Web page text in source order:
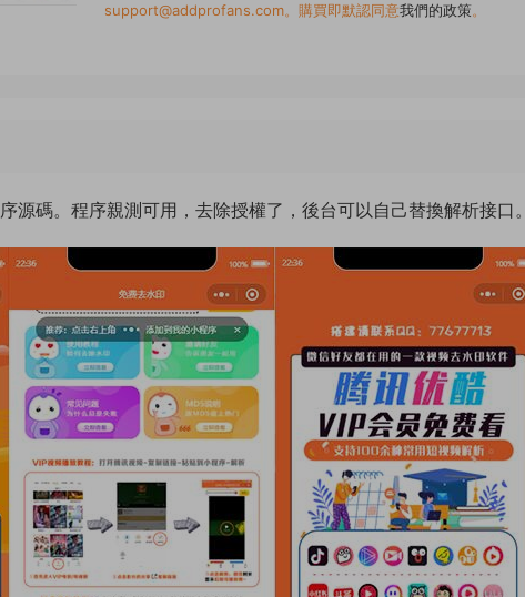
support@addprofans.com。購買即默認同意我們的政策。
源碼。程序親測可用，去除授權了，後台可以自己替換解析接口